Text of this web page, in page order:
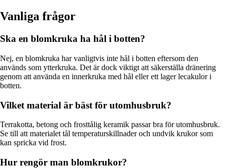
Vanliga frågor
Ska en blomkruka ha hål i botten?
Nej, en blomkruka har vanligtvis inte hål i botten eftersom den
används som ytterkruka. Det är dock viktigt att säkerställa dränering
genom att använda en innerkruka med hål eller ett lager lecakulor i
botten.
Vilket material är bäst för utomhusbruk?
Terrakotta, betong och frosttålig keramik passar bra för utomhusbruk.
Se till att materialet tål temperaturskillnader och undvik krukor som
kan spricka vid frost.
Hur rengör man blomkrukor?